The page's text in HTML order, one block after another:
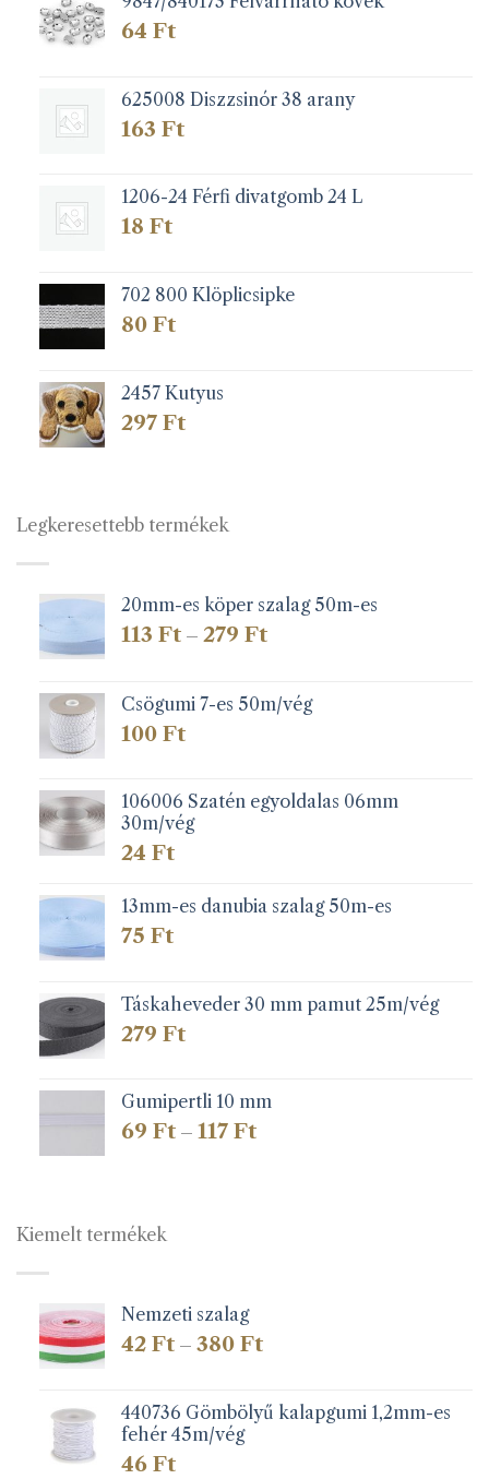
64 Ft
625008 Diszzsinór 38 arany
163 Ft
1206-24 Férfi divatgomb 24 L
18 Ft
702 800 Klöplicsipke
80 Ft
2457 Kutyus
297 Ft
Legkeresettebb termékek
20mm-es köper szalag 50m-es
113 Ft – 279 FtÁrtartomány:
279 Ft
Csögumi 7-es 50m/vég
100 Ft
106006 Szatén egyoldalas 06mm
30m/vég
24 Ft
13mm-es danubia szalag 50m-es
75 Ft
Táskaheveder 30 mm pamut 25m/vég
279 Ft
Gumipertli 10 mm
69 Ft – 117 FtÁrtartomány:
Kiemelt termékek
Nemzeti szalag
42 Ft – 380 FtÁrtartomány:
380 Ft
440736 Gömbölyű kalapgumi 1,2mm-es
fehér 45m/vég
46 Ft